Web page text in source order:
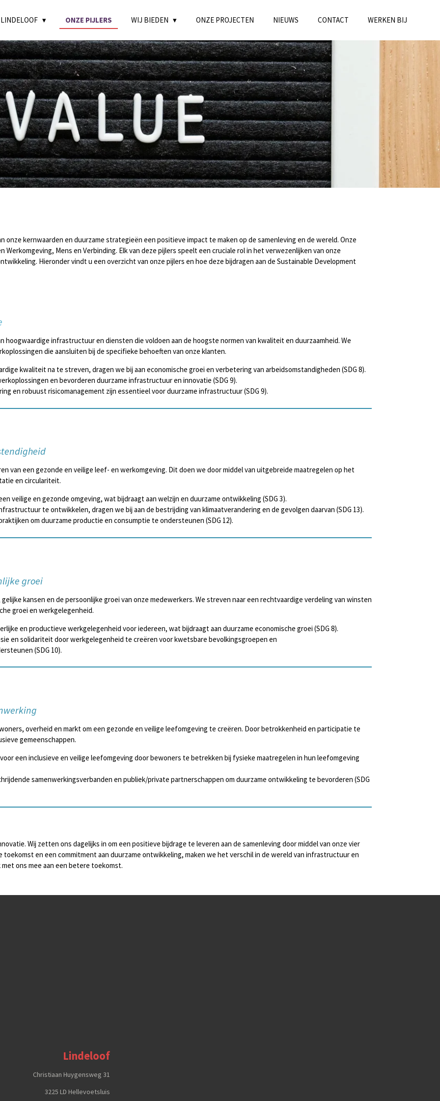
ONZE PIJLERS WIJ BIEDEN ONZE PROJECTEN NIEUWS CONTACT WERKEN BIJ
onze kernwaarden en duurzame strategieën een positieve impact te maken op de samenleving en de wereld. Onze
Mens en Verbinding. Elk van deze pijlers speelt een cruciale rol in het verwezenlijken van onze
Hieronder vindt u een overzicht van onze pijlers en hoe deze bijdragen aan de Sustainable Development
infrastructuur en diensten die voldoen aan de hoogste normen van kwaliteit en duurzaamheid. We
die aansluiten bij de specifieke behoeften van onze klanten.
kwaliteit na te streven, dragen we bij aan economische groei en verbetering van arbeidsomstandigheden (SDG 8).
en bevorderen duurzame infrastructuur en innovatie (SDG 9).
en robuust risicomanagement zijn essentieel voor duurzame infrastructuur (SDG 9).
van een gezonde en veilige leef- en werkomgeving. Dit doen we door middel van uitgebreide maatregelen op het
en circulariteit.
veilige en gezonde omgeving, wat bijdraagt aan welzijn en duurzame ontwikkeling (SDG 3).
te ontwikkelen, dragen we bij aan de bestrijding van klimaatverandering en de gevolgen daarvan (SDG 13).
om duurzame productie en consumptie te ondersteunen (SDG 12).
groei
kansen en de persoonlijke groei van onze medewerkers. We streven naar een rechtvaardige verdeling van winsten
groei en werkgelegenheid.
en productieve werkgelegenheid voor iedereen, wat bijdraagt aan duurzame economische groei (SDG 8).
en solidariteit door werkgelegenheid te creëren voor kwetsbare bevolkingsgroepen en
(SDG 10).
overheid en markt om een gezonde en veilige leefomgeving te creëren. Door betrokkenheid en participatie te
gemeenschappen.
een inclusieve en veilige leefomgeving door bewoners te betrekken bij fysieke maatregelen in hun leefomgeving
samenwerkingsverbanden en publiek/private partnerschappen om duurzame ontwikkeling te bevorderen (SDG
Wij zetten ons dagelijks in om een positieve bijdrage te leveren aan de samenleving door middel van onze vier
en een commitment aan duurzame ontwikkeling, maken we het verschil in de wereld van infrastructuur en
ons mee aan een betere toekomst.
Lindeloof
Christiaan Huygensweg 31
3225 LD Hellevoetsluis